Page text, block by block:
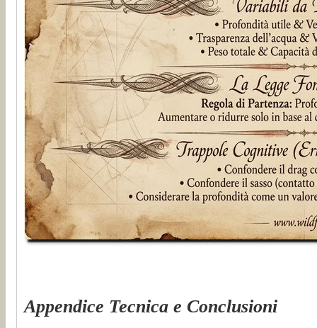
Appendice Tecnica e Conclusioni